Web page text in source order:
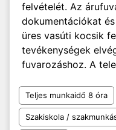
felvételét. Az
dokumentációkat
üres vasúti kocsik
tevékenységek
fuvarozáshoz. A
Teljes munkaidő 8 óra
Szakiskola /